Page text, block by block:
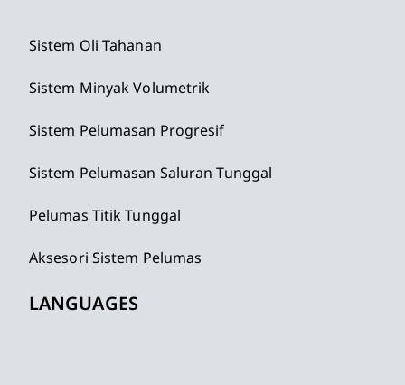
Sistem Oli Tahanan
Sistem Minyak Volumetrik
Sistem Pelumasan Progresif
Sistem Pelumasan Saluran Tunggal
Pelumas Titik Tunggal
Aksesori Sistem Pelumas
LANGUAGES